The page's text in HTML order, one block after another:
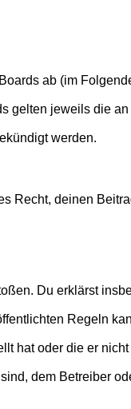
ab (im
gelten jeweils die
werden.
Recht, deinen
Du erklärst
Regeln
hat oder die er
dem Betreiber